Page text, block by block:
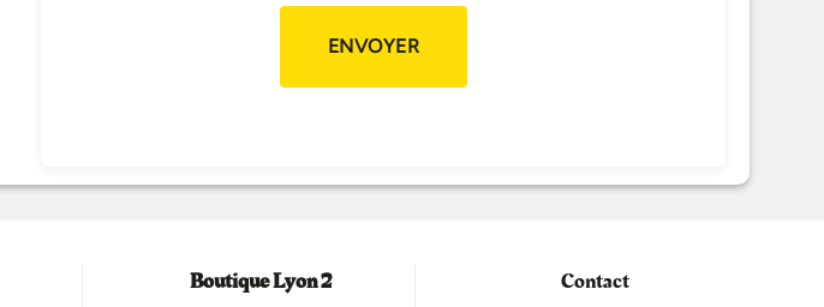
Boutique Lyon 2 Contact